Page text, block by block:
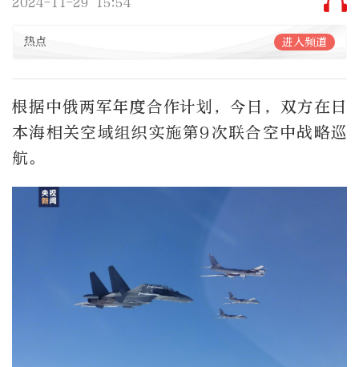
热点 进入频道
根据中俄两军年度合作计划，今日，双方在日
本海相关空域组织实施第9次联合空中战略巡
航。